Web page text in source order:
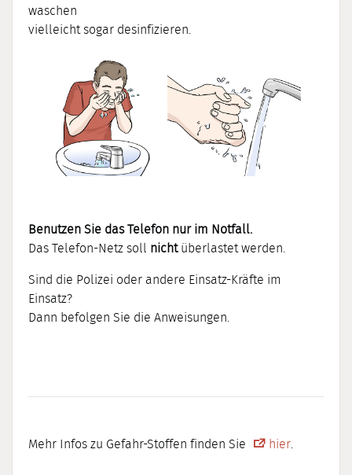
waschen
vielleicht sogar desinfizieren.
Benutzen Sie das Telefon nur im Notfall.
Das Telefon-Netz soll nichtüberlastet werden.
Sind die Polizei oder andere Einsatz-Kräfte im
Einsatz?
Dann befolgen Sie die Anweisungen.
Mehr Infos zu Gefahr-Stoffen finden Sie hier.